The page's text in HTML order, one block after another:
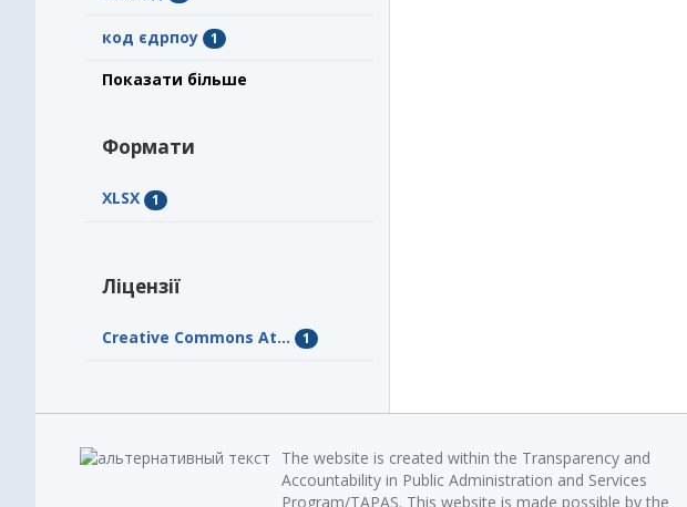
код єдрпоу 1
Показати більше
Формати
XLSX 1
Ліцензії
Creative Commons At... 1
The website is created within the Transparency and
Accountability in Public Administration and Services
Program/TAPAS. This website is made possible by the